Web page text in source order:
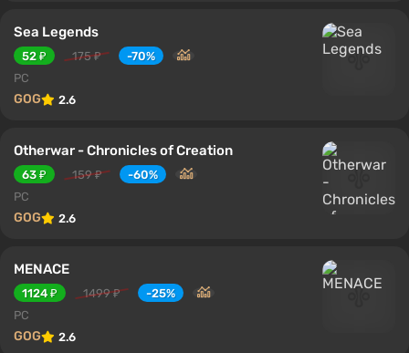
Sea Legends
52 ₽ 175 ₽
-70%
PC
GOG 2.6
Otherwar - Chronicles of Creation
63 ₽ 159 ₽
-60%
PC
GOG 2.6
MENACE
1124 ₽ 1499 ₽
-25%
PC
GOG 2.6